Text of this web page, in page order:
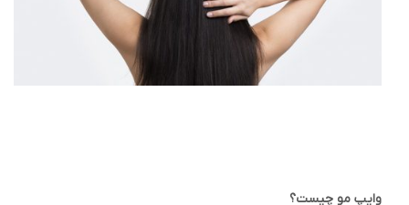
وایپ مو چیست؟